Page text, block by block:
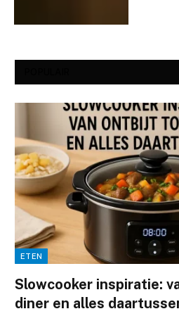
ETEN
Slowcooker inspiratie:
diner en alles